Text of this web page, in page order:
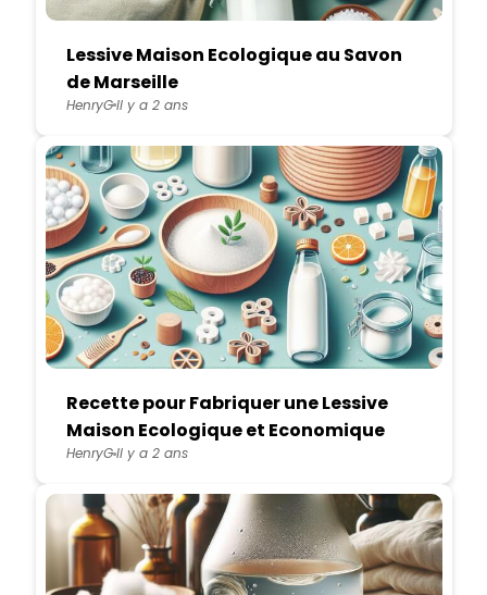
Lessive Maison Ecologique au Savon
de Marseille
HenryGIl y a 2 ans
Recette pour Fabriquer une Lessive
Maison Ecologique et Economique
HenryGIl y a 2 ans